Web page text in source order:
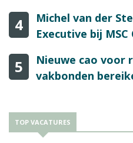
4
Michel van der
Executive bij
5
Nieuwe cao voor
vakbonden
TOP VACATURES